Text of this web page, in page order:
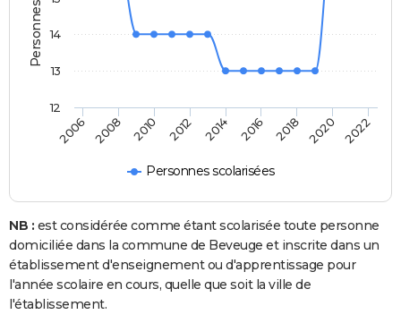
Personnes scolarisées
2006 2008 2010 2012 2014 2016 2018 2020 2022
12
13
14
NB : est considérée comme étant scolarisée toute personne
domiciliée dans la commune de Beveuge et inscrite dans un
établissement d'enseignement ou d'apprentissage pour
l'année scolaire en cours, quelle que soit la ville de
l'établissement.